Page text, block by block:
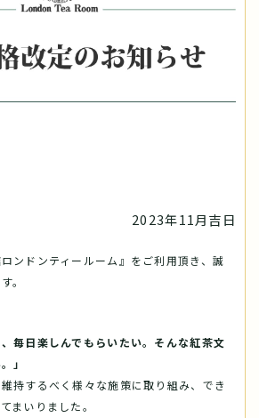
2023年11月吉日
ンドンティールーム』をご利用頂き、誠
。
、毎日楽しんでもらいたい。そんな紅茶文
」
持するべく様々な施策に取り組み、でき
まいりました。